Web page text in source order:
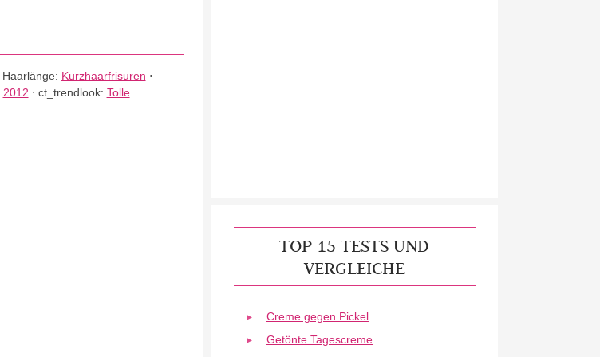
Haarlänge: Kurzhaarfrisuren ⋅
2012 ⋅ ct_trendlook: Tolle
TOP 15 TESTS UND
VERGLEICHE
Creme gegen Pickel
Getönte Tagescreme